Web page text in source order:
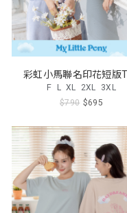
彩虹小馬聯名印花短版
F L XL 2XL 3XL
$790 $695